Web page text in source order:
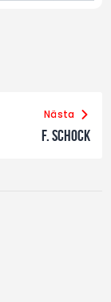
Nästa
F. Schock